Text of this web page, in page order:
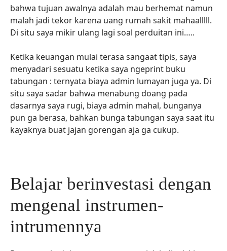
bahwa tujuan awalnya adalah mau berhemat namun
malah jadi tekor karena uang rumah sakit mahaalllll.
Di situ saya mikir ulang lagi soal perduitan ini…..
Ketika keuangan mulai terasa sangaat tipis, saya
menyadari sesuatu ketika saya ngeprint buku
tabungan : ternyata biaya admin lumayan juga ya. Di
situ saya sadar bahwa menabung doang pada
dasarnya saya rugi, biaya admin mahal, bunganya
pun ga berasa, bahkan bunga tabungan saya saat itu
kayaknya buat jajan gorengan aja ga cukup.
Belajar berinvestasi dengan
mengenal instrumen-
intrumennya